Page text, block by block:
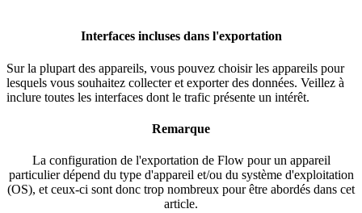
Interfaces incluses dans l'exportation
Sur la plupart des appareils, vous pouvez choisir les appareils pour
lesquels vous souhaitez collecter et exporter des données. Veillez à
inclure toutes les interfaces dont le trafic présente un intérêt.
Remarque
La configuration de l'exportation de Flow pour un appareil
particulier dépend du type d'appareil et/ou du système d'exploitation
(OS), et ceux-ci sont donc trop nombreux pour être abordés dans cet
article.